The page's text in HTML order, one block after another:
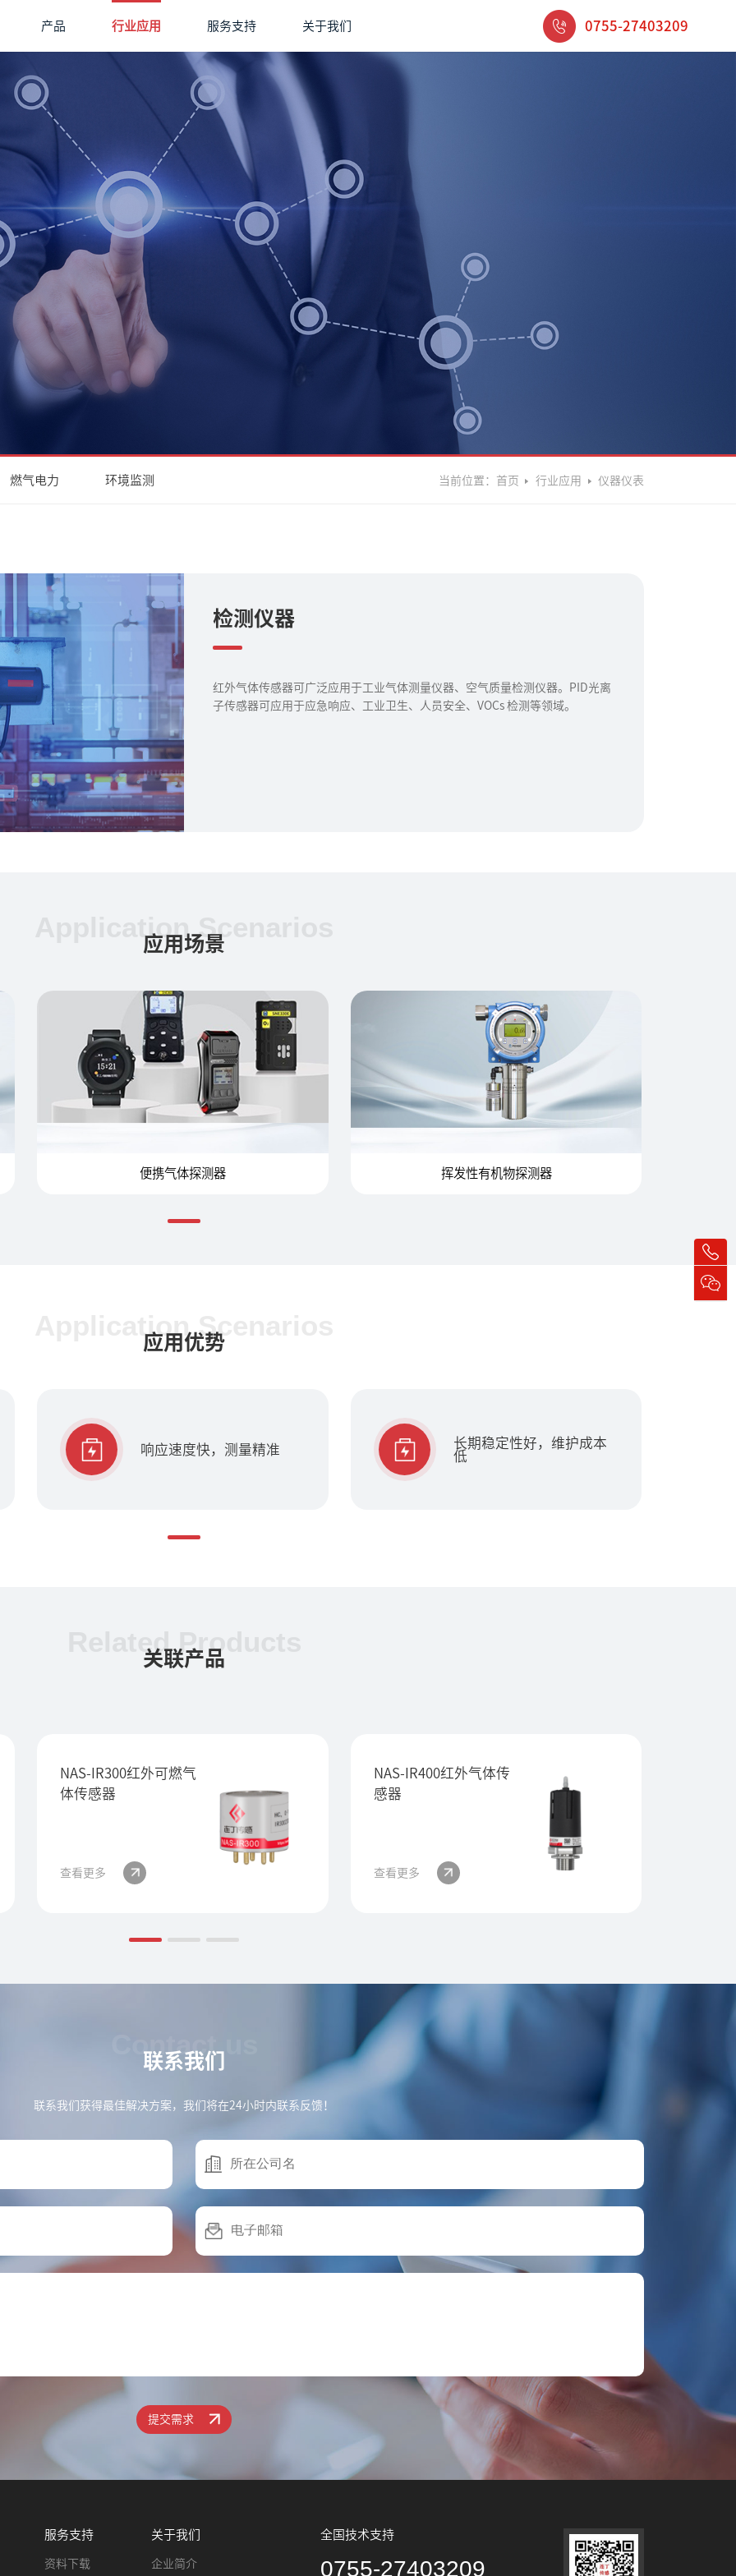
产品 行业应用 服务支持 关于我们 0755-27403209
燃气电力 环境监测 当前位置： 首页 行业应用 仪器仪表
检测仪器
红外气体传感器可广泛应用于工业气体测量仪器、空气质量检测仪器。PID光离
子传感器可应用于应急响应、工业卫生、人员安全、VOCs 检测等领域。
Application Scenarios
应用场景
便携气体探测器 挥发性有机物探测器
Application Scenarios
应用优势
响应速度快，测量精准
长期稳定性好，维护成本
低
Related Products
关联产品
NAS-IR300红外可燃气
体传感器
查看更多
NAS-IR400红外气体传
感器
查看更多
Contact us
联系我们
联系我们获得最佳解决方案，我们将在24小时内联系反馈！
提交需求
服务支持
资料下载
关于我们
企业简介
全国技术支持
0755-27403209